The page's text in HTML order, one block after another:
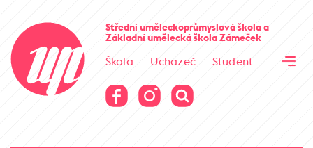
Střední uměleckoprůmyslová školaa
Základní umělecká školaZámeček
Škola Uchazeč
Student
Virtuální prohlídka
Virtuální prohlídka